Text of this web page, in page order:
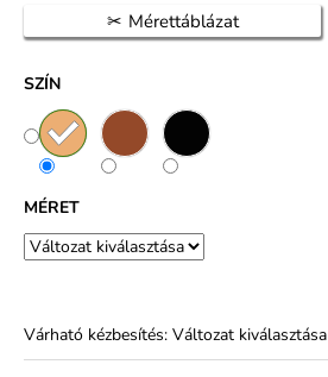
Mérettáblázat
SZÍN
MÉRET
Várható kézbesítés: Változat kiválasztása
MEGERŐSÍTETT
ORR-
€2,08